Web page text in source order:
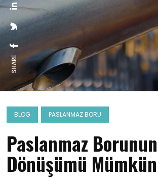
SHARE:
BLOG PASLANMAZ BORU
Paslanmaz
Dönüşümü